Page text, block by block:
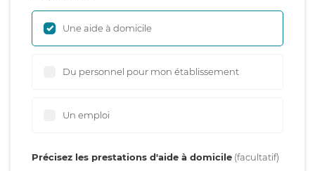
Une aide à domicile
Du personnel pour mon établissement
Un emploi
Précisez les prestations d'aide à domicile